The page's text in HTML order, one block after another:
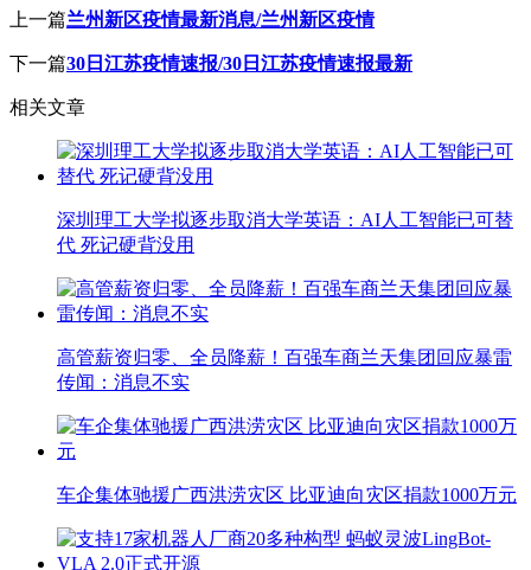
上一篇兰州新区疫情最新消息/兰州新区疫情
下一篇30日江苏疫情速报/30日江苏疫情速报最新
相关文章
深圳理工大学拟逐步取消大学英语：AI人工智能已可替
代 死记硬背没用
高管薪资归零、全员降薪！百强车商兰天集团回应暴雷
传闻：消息不实
车企集体驰援广西洪涝灾区 比亚迪向灾区捐款1000万元